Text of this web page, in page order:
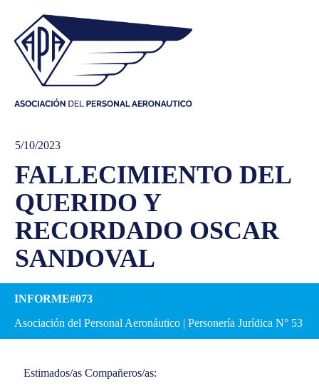
5/10/2023
FALLECIMIENTO DEL
QUERIDO Y
RECORDADO OSCAR
SANDOVAL
INFORME#073
Asociación del Personal Aeronáutico | Personería Jurídica N° 53
Estimados/as Compañeros/as: